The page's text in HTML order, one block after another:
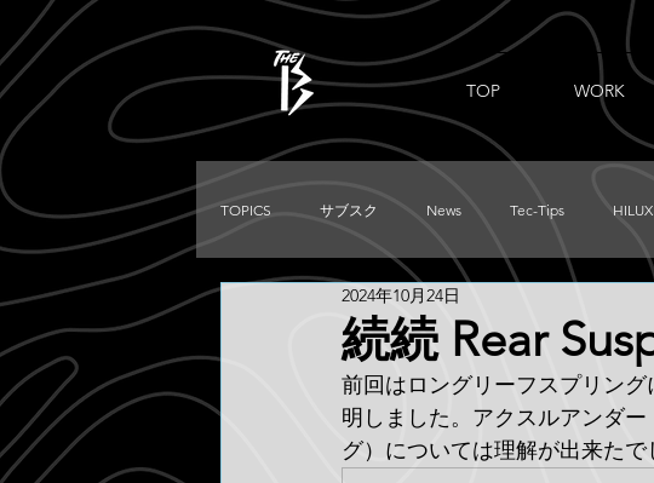
TOP WORK
TOPICS サブスク News Tec-Tips HILUX
Used DIRTKING
PRERUNNER
続続 Rear
2024年10月24日
前回はロングリーフスプリン
明しました。アクスルアンダ
グ）については理解が出来たで